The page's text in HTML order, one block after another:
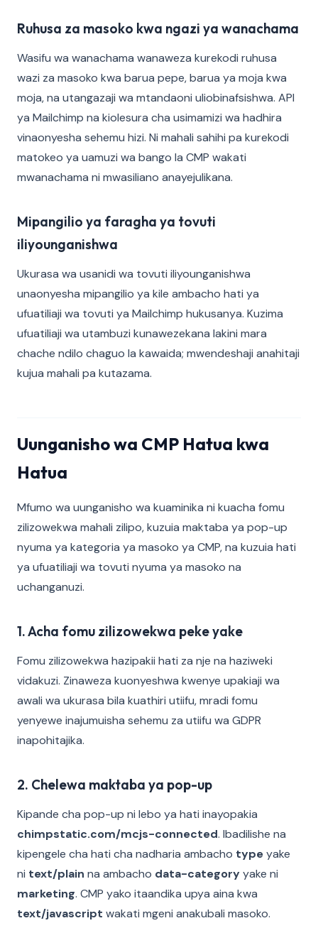
Ruhusa za masoko kwa ngazi ya wanachama
Wasifu wa wanachama wanaweza kurekodi ruhusa
wazi za masoko kwa barua pepe, barua ya moja kwa
moja, na utangazaji wa mtandaoni uliobinafsishwa. API
ya Mailchimp na kiolesura cha usimamizi wa hadhira
vinaonyesha sehemu hizi. Ni mahali sahihi pa kurekodi
matokeo ya uamuzi wa bango la CMP wakati
mwanachama ni mwasiliano anayejulikana.
Mipangilio ya faragha ya tovuti
iliyounganishwa
Ukurasa wa usanidi wa tovuti iliyounganishwa
unaonyesha mipangilio ya kile ambacho hati ya
ufuatiliaji wa tovuti ya Mailchimp hukusanya. Kuzima
ufuatiliaji wa utambuzi kunawezekana lakini mara
chache ndilo chaguo la kawaida; mwendeshaji anahitaji
kujua mahali pa kutazama.
Uunganisho wa CMP Hatua kwa
Hatua
Mfumo wa uunganisho wa kuaminika ni kuacha fomu
zilizowekwa mahali zilipo, kuzuia maktaba ya pop-up
nyuma ya kategoria ya masoko ya CMP, na kuzuia hati
ya ufuatiliaji wa tovuti nyuma ya masoko na
uchanganuzi.
1. Acha fomu zilizowekwa peke yake
Fomu zilizowekwa hazipakii hati za nje na haziweki
vidakuzi. Zinaweza kuonyeshwa kwenye upakiaji wa
awali wa ukurasa bila kuathiri utiifu, mradi fomu
yenyewe inajumuisha sehemu za utiifu wa GDPR
inapohitajika.
2. Chelewa maktaba ya pop-up
Kipande cha pop-up ni lebo ya hati inayopakia
chimpstatic.com/mcjs-connected. Ibadilishe na
kipengele cha hati cha nadharia ambacho typeyake
ni text/plain na ambacho data-categoryyake ni
marketing. CMP yako itaandika upya aina kwa
text/javascript wakati mgeni anakubali masoko.